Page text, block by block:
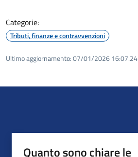
Categorie:
Tributi, finanze e contravvenzioni
Ultimo aggiornamento:07/01/2026 16:07.24
Quanto sono chiare le